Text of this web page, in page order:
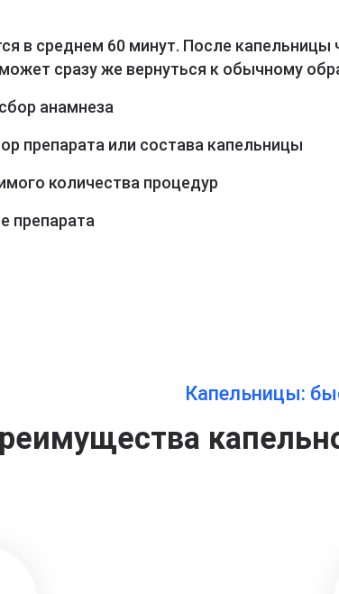
в среднем 60 минут. После капельницы
сразу же вернуться к обычному
анамнеза
препарата или состава капельницы
количества процедур
препарата
Капельницы: